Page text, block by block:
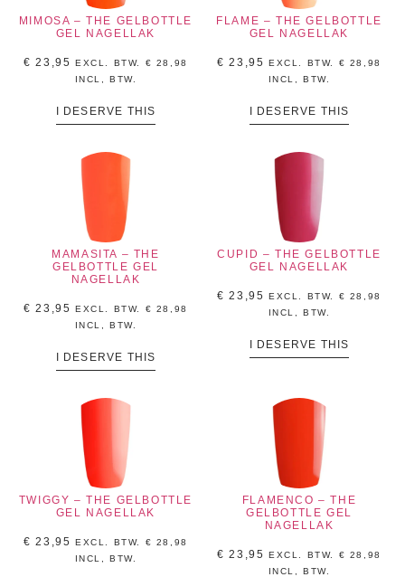
MIMOSA – THE GELBOTTLE
GEL NAGELLAK
€ 23,95 EXCL. BTW. € 28,98
INCL, BTW.
I DESERVE THIS
FLAME – THE GELBOTTLE
GEL NAGELLAK
€ 23,95 EXCL. BTW. € 28,98
INCL, BTW.
I DESERVE THIS
MAMASITA – THE
GELBOTTLE GEL
NAGELLAK
€ 23,95 EXCL. BTW. € 28,98
INCL, BTW.
I DESERVE THIS
CUPID – THE GELBOTTLE
GEL NAGELLAK
€ 23,95 EXCL. BTW. € 28,98
INCL, BTW.
I DESERVE THIS
TWIGGY – THE GELBOTTLE
GEL NAGELLAK
€ 23,95 EXCL. BTW. € 28,98
INCL, BTW.
FLAMENCO – THE
GELBOTTLE GEL
NAGELLAK
€ 23,95 EXCL. BTW. € 28,98
INCL, BTW.